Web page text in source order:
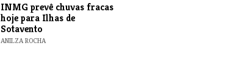
INMG prevê chuvas fracas
hoje para Ilhas de
Sotavento
ANILZA ROCHA